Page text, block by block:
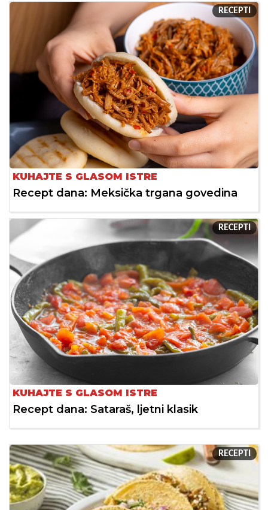
RECEPTI
KUHAJTE S GLASOM ISTRE
Recept dana: Meksička trgana govedina
RECEPTI
KUHAJTE S GLASOM ISTRE
Recept dana: Sataraš, ljetni klasik
RECEPTI